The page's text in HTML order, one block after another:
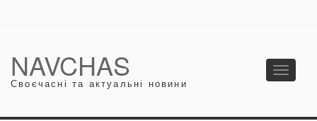
NAVCHAS
Своєчасні та актуальні новини
Toggle